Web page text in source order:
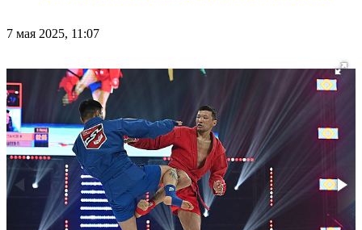
7 мая 2025, 11:07